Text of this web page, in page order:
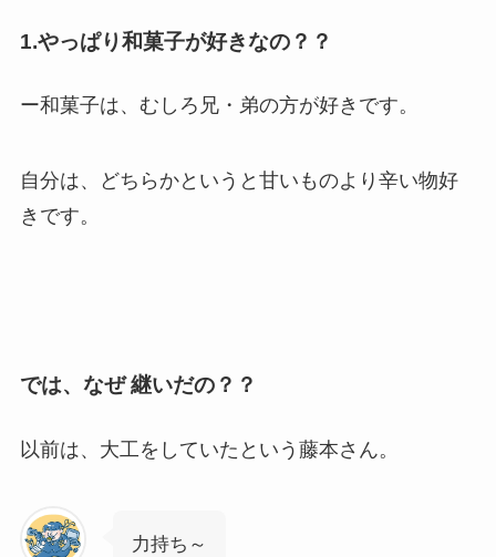
1.やっぱり和菓子が好きなの？？
ー和菓子は、むしろ兄・弟の方が好きです。
自分は、どちらかというと甘いものより辛い物好
きです。
では、なぜ 継いだの？？
以前は、大工をしていたという藤本さん。
力持ち～